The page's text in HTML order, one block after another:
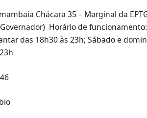
Chácara 35 – Marginal da
Horário de
das 18h30 às 23h; Sábado e